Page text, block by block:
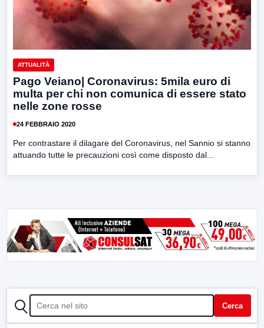
ATTUALITÀ
Pago Veiano| Coronavirus: 5mila euro di
multa per chi non comunica di essere stato
nelle zone rosse
24 FEBBRAIO 2020
Per contrastare il dilagare del Coronavirus, nel Sannio si stanno
attuando tutte le precauzioni così come disposto dal...
CERCA Cerca